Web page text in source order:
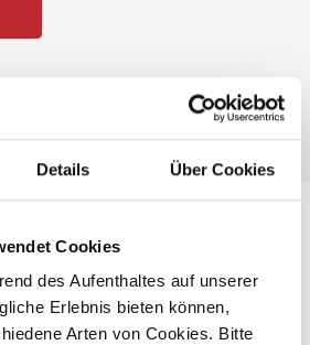
Details Über Cookies
Cookies
des Aufenthaltes auf unserer
Erlebnis bieten können,
Arten von Cookies. Bitte
Maßnahmen in der
Sie hier.